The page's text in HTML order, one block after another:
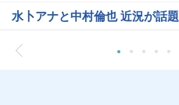
水卜アナと中村倫也 近況が話題